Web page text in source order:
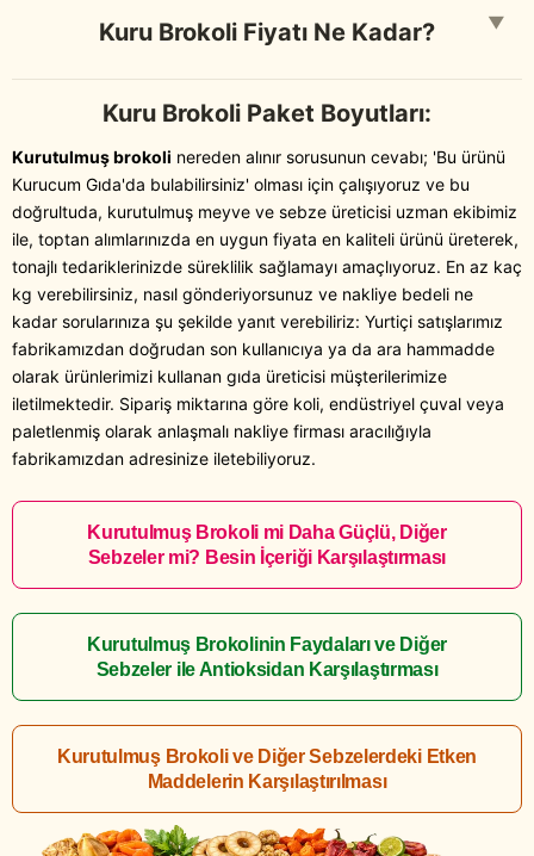
Kuru Brokoli Fiyatı Ne Kadar? ▼
Kuru Brokoli Paket Boyutları:
Kurutulmuş brokoli nereden alınır sorusunun cevabı; 'Bu ürünü
Kurucum Gıda'da bulabilirsiniz' olması için çalışıyoruz ve bu
doğrultuda, kurutulmuş meyve ve sebze üreticisi uzman ekibimiz
ile, toptan alımlarınızda en uygun fiyata en kaliteli ürünü üreterek,
tonajlı tedariklerinizde süreklilik sağlamayı amaçlıyoruz. En az kaç
kg verebilirsiniz, nasıl gönderiyorsunuz ve nakliye bedeli ne
kadar sorularınıza şu şekilde yanıt verebiliriz: Yurtiçi satışlarımız
fabrikamızdan doğrudan son kullanıcıya ya da ara hammadde
olarak ürünlerimizi kullanan gıda üreticisi müşterilerimize
iletilmektedir. Sipariş miktarına göre koli, endüstriyel çuval veya
paletlenmiş olarak anlaşmalı nakliye firması aracılığıyla
fabrikamızdan adresinize iletebiliyoruz.
Kurutulmuş Brokoli mi Daha Güçlü, Diğer
Sebzeler mi? Besin İçeriği Karşılaştırması
Kurutulmuş Brokolinin Faydaları ve Diğer
Sebzeler ile Antioksidan Karşılaştırması
Kurutulmuş Brokoli ve Diğer Sebzelerdeki Etken
Maddelerin Karşılaştırılması